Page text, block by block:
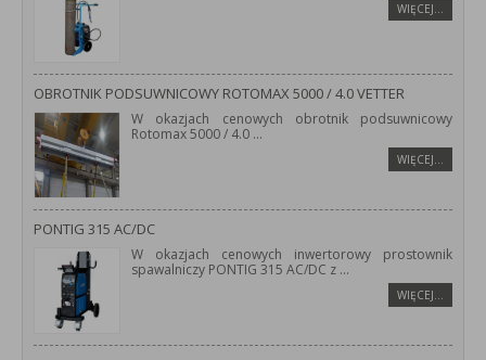
WIĘCEJ…
OBROTNIK PODSUWNICOWY ROTOMAX 5000 / 4.0 VETTER
W okazjach cenowych obrotnik podsuwnicowy
Rotomax 5000 / 4.0 ...
WIĘCEJ…
PONTIG 315 AC/DC
W okazjach cenowych inwertorowy prostownik
spawalniczy PONTIG 315 AC/DC z ...
WIĘCEJ…